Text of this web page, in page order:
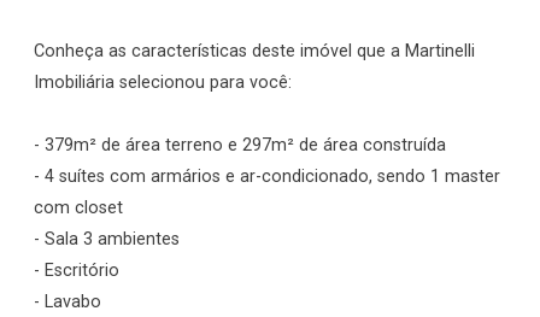
Conheça as características deste imóvel que a Martinelli
Imobiliária selecionou para você:
- 379m² de área terreno e 297m² de área construída
- 4 suítes com armários e ar-condicionado, sendo 1 master
com closet
- Sala 3 ambientes
- Escritório
- Lavabo